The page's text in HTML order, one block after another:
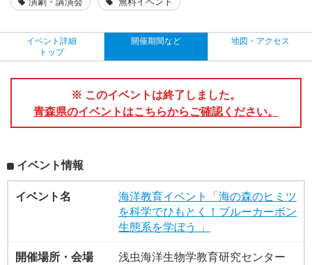
イベント詳細
トップ
開催期間など 地図・アクセス
※ このイベントは終了しました。
青森県のイベントはこちらからご確認ください。
イベント情報
イベント名
海洋教育イベント「海の森のヒミツ
を科学でひもとく！ブルーカーボン
生態系を学ぼう 」
開催場所・会場
浅虫海洋生物学教育研究センター